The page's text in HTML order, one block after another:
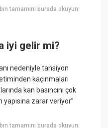
tamamını burada okuyun:
iyi gelir mi?
nedeniyle tansiyon
kaçınmaları
kan basıncını çok
zarar veriyor”
tamamını burada okuyun: